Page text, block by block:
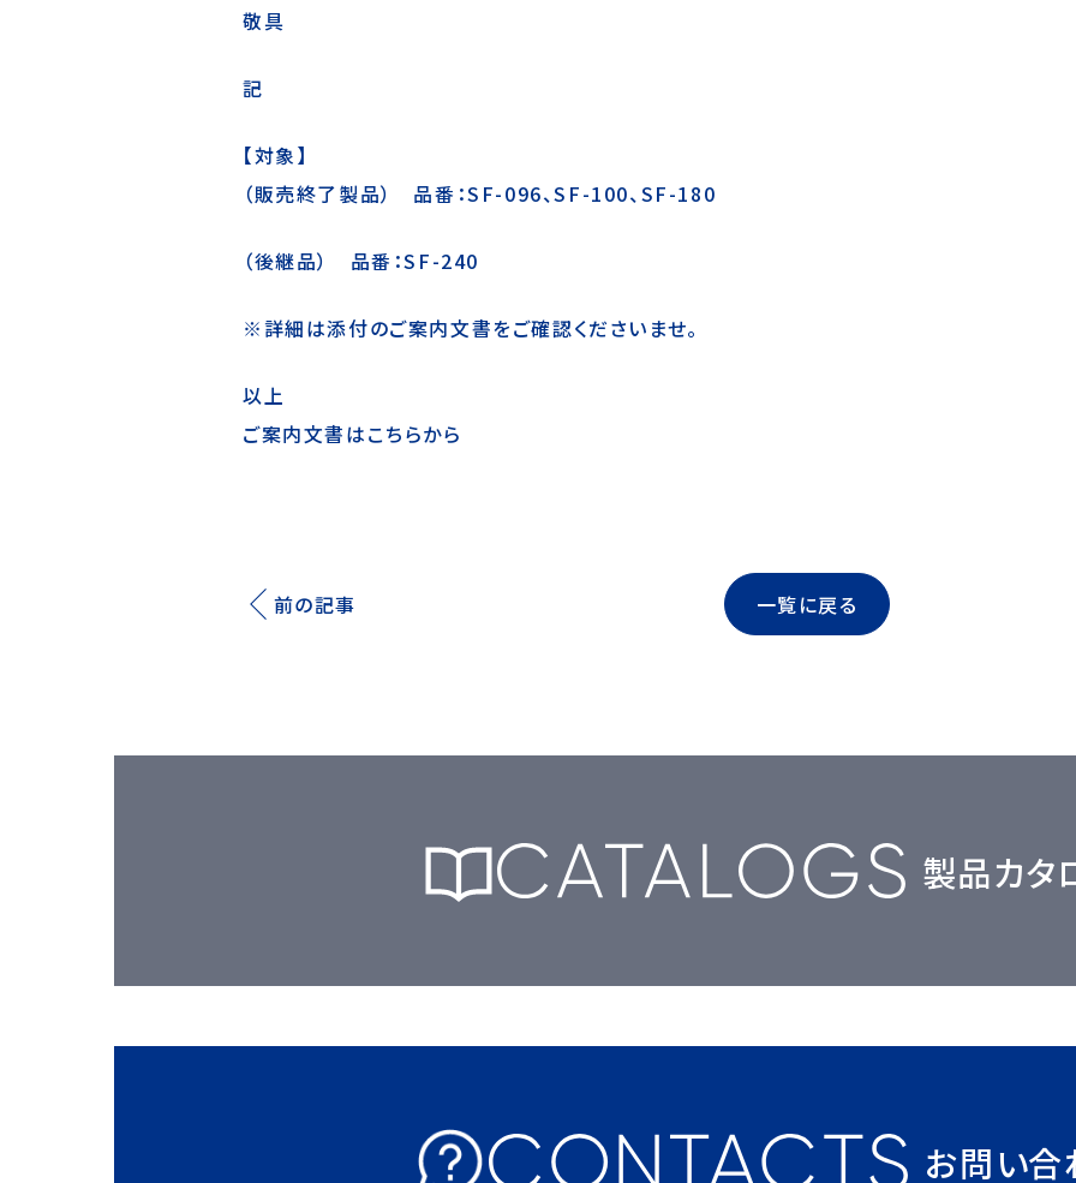
敬具
記
【対象】
（販売終了製品） 品番：SF-096、SF-100、SF-180
（後継品） 品番：SF-240
※詳細は添付のご案内文書をご確認くださいませ。
以上
ご案内文書はこちらから
前の記事 一覧に戻る
製品カタ
お問い合